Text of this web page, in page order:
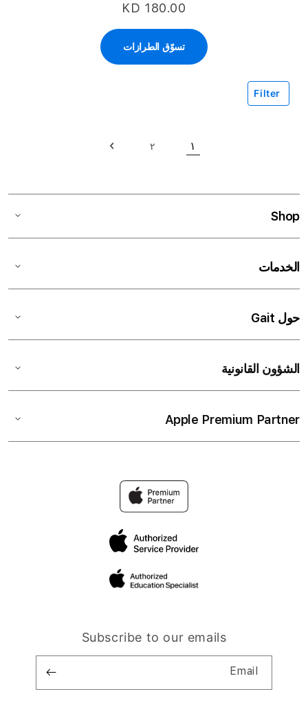
KD 180.00
تسوّق الطرازات
Filter
حاليا انت تقرأ الصفحة
١ ٢
Shop
الخدمات
حول Gait
الشؤون القانونية
Apple Premium Partner
Subscribe to our emails
Email